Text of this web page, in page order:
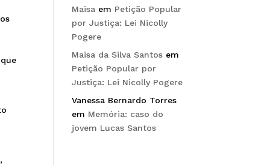
Maisa em Petição Popular
por Justiça: Lei Nicolly
Pogere
Maisa da Silva Santos em
Petição Popular por
Justiça: Lei Nicolly Pogere
Vanessa Bernardo Torres
em Memória: caso do
jovem Lucas Santos